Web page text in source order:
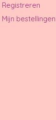
Registreren
Mijn bestellingen